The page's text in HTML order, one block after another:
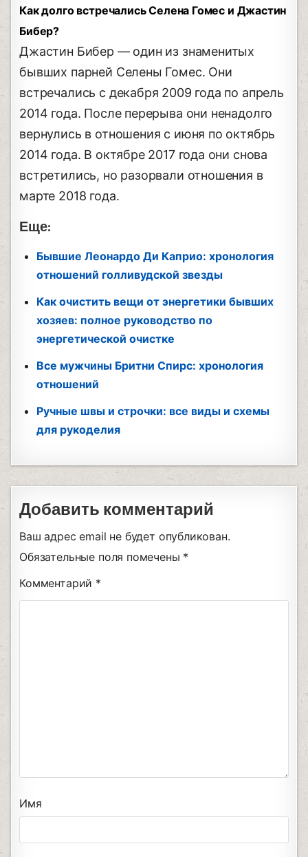
Как долго встречались Селена Гомес и Джастин
Бибер?
Джастин Бибер — один из знаменитых
бывших парней Селены Гомес. Они
встречались с декабря 2009 года по апрель
2014 года. После перерыва они ненадолго
вернулись в отношения с июня по октябрь
2014 года. В октябре 2017 года они снова
встретились, но разорвали отношения в
марте 2018 года.
Еще:
Бывшие Леонардо Ди Каприо: хронология
отношений голливудской звезды
Как очистить вещи от энергетики бывших
хозяев: полное руководство по
энергетической очистке
Все мужчины Бритни Спирс: хронология
отношений
Ручные швы и строчки: все виды и схемы
для рукоделия
Добавить комментарий
Ваш адрес email не будет опубликован.
Обязательные поля помечены *
Комментарий *
Имя